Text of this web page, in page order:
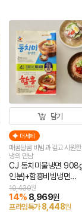
담기
더세페
매콤달콤 비빔과 깊고 시원
냉의 만남
CJ 동치미물냉면
인분)+함흥비빔냉면
474.4g(2인분)
14% 8,969원
10,430원
프라임특가 8,448원